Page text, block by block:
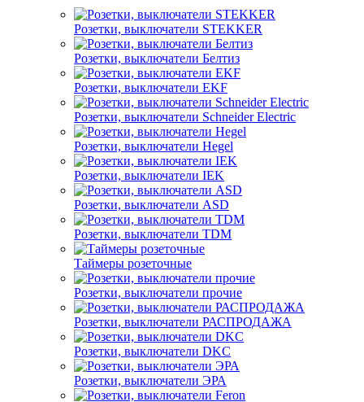
Розетки, выключатели STEKKER
Розетки, выключатели Белтиз
Розетки, выключатели EKF
Розетки, выключатели Schneider Electric
Розетки, выключатели Hegel
Розетки, выключатели IEK
Розетки, выключатели ASD
Розетки, выключатели TDM
Таймеры розеточные
Розетки, выключатели прочие
Розетки, выключатели РАСПРОДАЖА
Розетки, выключатели DKC
Розетки, выключатели ЭРА